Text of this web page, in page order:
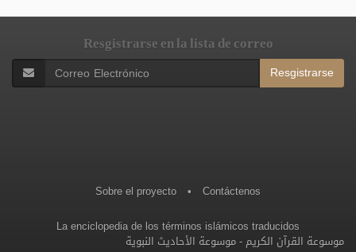
Resgistrarse en la lista de correo
Resgistrarse
Sobre el proyecto • Contáctenos
La enciclopedia de los términos islámicos traducidos
موسوعة القرآن الكريم -موسوعة الأحاديث النبوية